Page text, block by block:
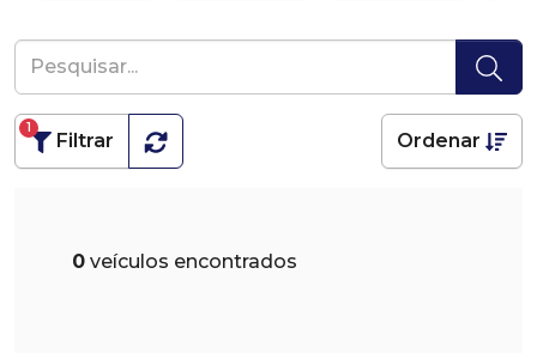
Filtrar
1
Ordenar
0 veículos encontrados